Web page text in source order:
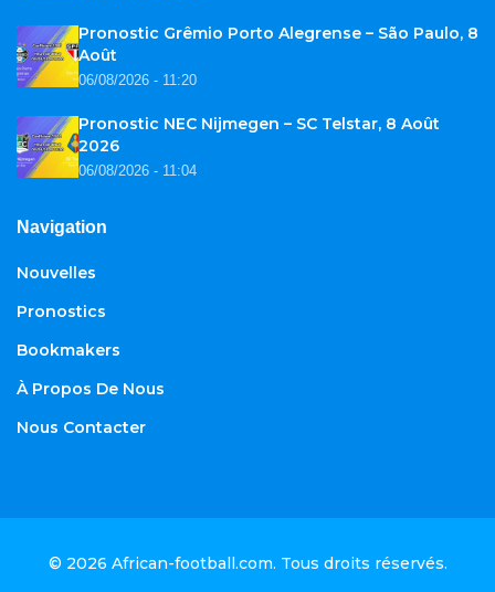
Pronostic Grêmio Porto Alegrense – São Paulo, 8
Août
06/08/2026 - 11:20
Pronostic NEC Nijmegen – SC Telstar, 8 Août
2026
06/08/2026 - 11:04
Navigation
Nouvelles
Pronostics
Bookmakers
À Propos De Nous
Nous Contacter
© 2026 African-football.com. Tous droits réservés.